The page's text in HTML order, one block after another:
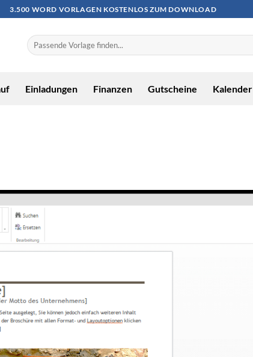
3.500 WORD VORLAGEN KOSTENLOS ZUM DOWNLOAD
Einladungen Finanzen Gutscheine Kalender